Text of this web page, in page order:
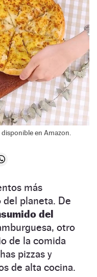
en Amazon.
más
del planeta. De
del
otro
de la comida
pizzas y
de alta cocina.